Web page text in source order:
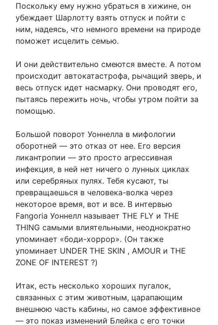
Поскольку ему нужно убраться в хижине, он
убеждает Шарлотту взять отпуск и пойти с
ним, надеясь, что немного времени на природе
поможет исцелить семью.
И они действительно смеются вместе. А потом
происходит автокатастрофа, рычащий зверь, и
весь отпуск идет насмарку. Они проводят его,
пытаясь пережить ночь, чтобы утром пойти за
помощью.
Большой поворот Уоннелла в мифологии
оборотней — это отказ от нее. Его версия
ликантропии — это просто агрессивная
инфекция, в ней нет ничего о лунных циклах
или серебряных пулях. Тебя кусают, ты
превращаешься в человека-волка через
некоторое время, вот и все. В интервью
Fangoria Уоннелл называет THE FLY и THE
THING самыми влиятельными, неоднократно
упоминает «боди-хоррор». (Он также
упоминает UNDER THE SKIN , AMOUR и THE
ZONE OF INTEREST ?)
Итак, есть несколько хороших пугалок,
связанных с этим животным, царапающим
внешнюю часть кабины, но самое эффективное
— это показ изменений Блейка с его точки